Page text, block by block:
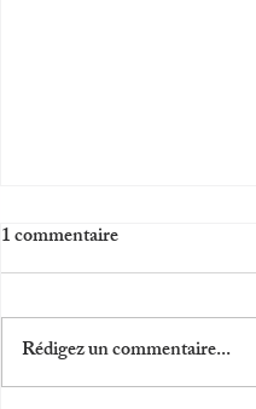
1 commentaire
Rédigez un commentaire...